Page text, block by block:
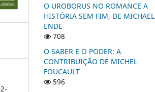
O UROBORUS NO ROMANCE A
HISTÓRIA SEM FIM, DE MICHAEL
ENDE
708
O SABER E O PODER: A
CONTRIBUIÇÃO DE MICHEL
FOUCAULT
596